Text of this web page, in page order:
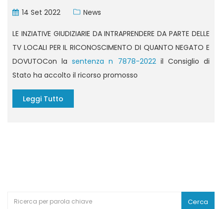
14 Set 2022 News
LE INZIATIVE GIUDIZIARIE DA INTRAPRENDERE DA PARTE DELLE
TV LOCALI PER IL RICONOSCIMENTO DI QUANTO NEGATO E
DOVUTOCon lasentenza n 7878-2022il Consiglio di
Stato ha accolto il ricorso promosso
Leggi Tutto
Cerca